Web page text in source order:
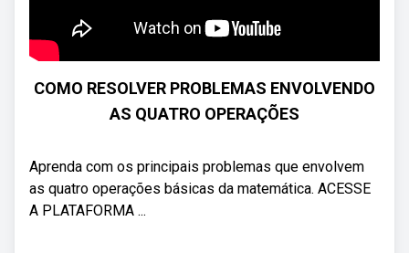
COMO RESOLVER PROBLEMAS ENVOLVENDO
AS QUATRO OPERAÇÕES
Aprenda com os principais problemas que envolvem
as quatro operações básicas da matemática. ACESSE
A PLATAFORMA ...